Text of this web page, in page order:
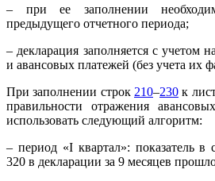
– при ее заполнении
предыдущего отчетного периода;
– декларация заполняется с учетом
и авансовых платежей (без учета их
При заполнении строк 210–230 к
правильности отражения
использовать следующий алгоритм:
– период «I квартал»: показатель в
320 в декларации за 9 месяцев